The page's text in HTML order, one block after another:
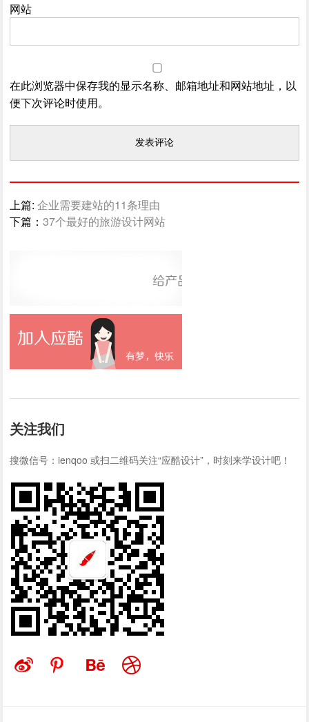
网站
在此浏览器中保存我的显示名称、邮箱地址和网站地址，以
便下次评论时使用。
上篇:企业需要建站的11条理由
下篇：37个最好的旅游设计网站
关注我们
搜微信号：ienqoo 或扫二维码关注“应酷设计”，时刻来学设计吧！